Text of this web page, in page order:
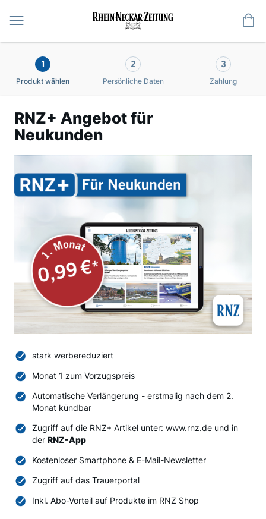
1
Produkt wählen
2
Persönliche Daten
3
Zahlung
RNZ+ Angebot für
Neukunden
stark werbereduziert
Monat 1 zum Vorzugspreis
Automatische Verlängerung - erstmalig nach dem 2.
Monat kündbar
Zugriff auf die RNZ+ Artikel unter: www.rnz.de und in
der RNZ-App
Kostenloser Smartphone & E-Mail-Newsletter
Zugriff auf das Trauerportal
Inkl. Abo-Vorteil auf Produkte im RNZ Shop